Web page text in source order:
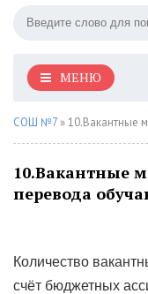
МЕНЮ
СОШ №7 » 10.Вакантные
10.Вакантные
перевода
Количество
счёт бюджетных